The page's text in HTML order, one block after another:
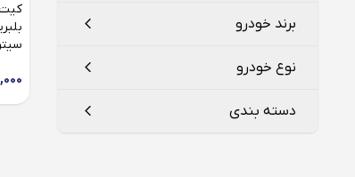
والئو
Valeo
برند خودرو
نوع خودرو
دسته بندی